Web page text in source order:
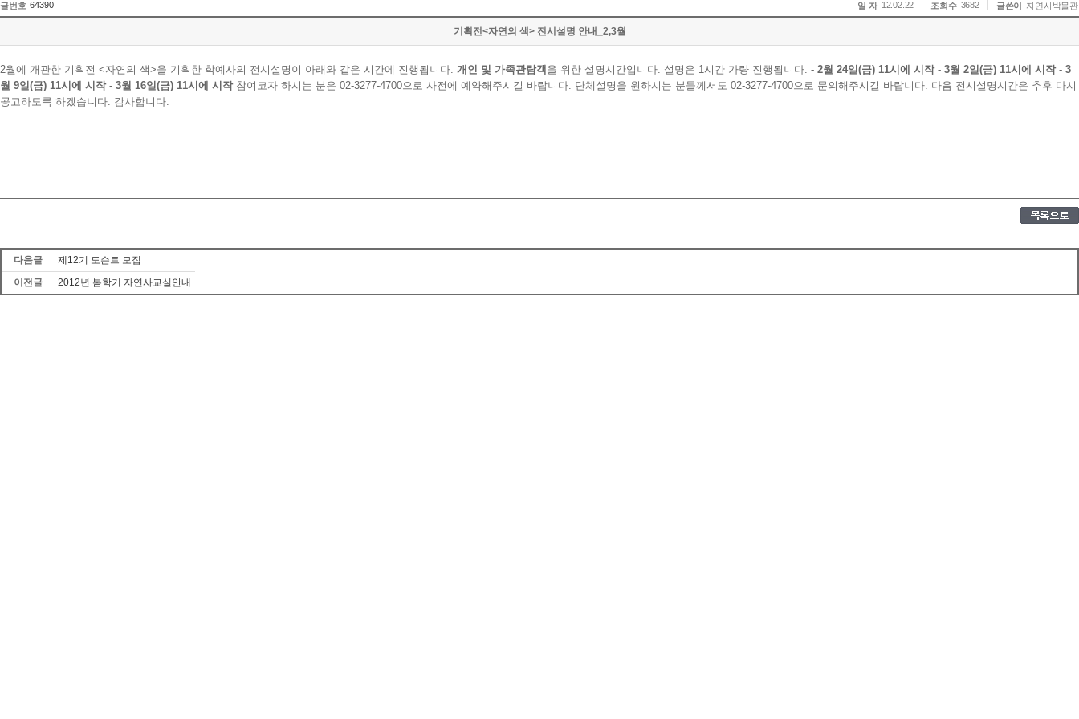
글번호 64390 일 자 12.02.22 조회수 3682 글쓴이 자연사박물관
기획전<자연의 색> 전시설명 안내_2,3월
2월에 개관한 기획전 <자연의 색>을 기획한 학예사의 전시설명이 아래와 같은 시간에 진행됩니다. 개인 및 가족관람객 을 위한 설명시간입니다. 설명은 1시간 가량 진행됩니다. - 2월 24일(금) 11시에 시작 - 3월 2일(금) 11시에 시작 - 3
월 9일(금) 11시에 시작 - 3월 16일(금) 11시에 시작참여코자 하시는 분은 02-3277-4700으로 사전에 예약해주시길 바랍니다. 단체설명을 원하시는 분들께서도 02-3277-4700으로 문의해주시길 바랍니다. 다음 전시설명시간은 추후 다시
공고하도록 하겠습니다. 감사합니다.
다음글
제12기 도슨트 모집
이전글
2012년 봄학기 자연사교실안내